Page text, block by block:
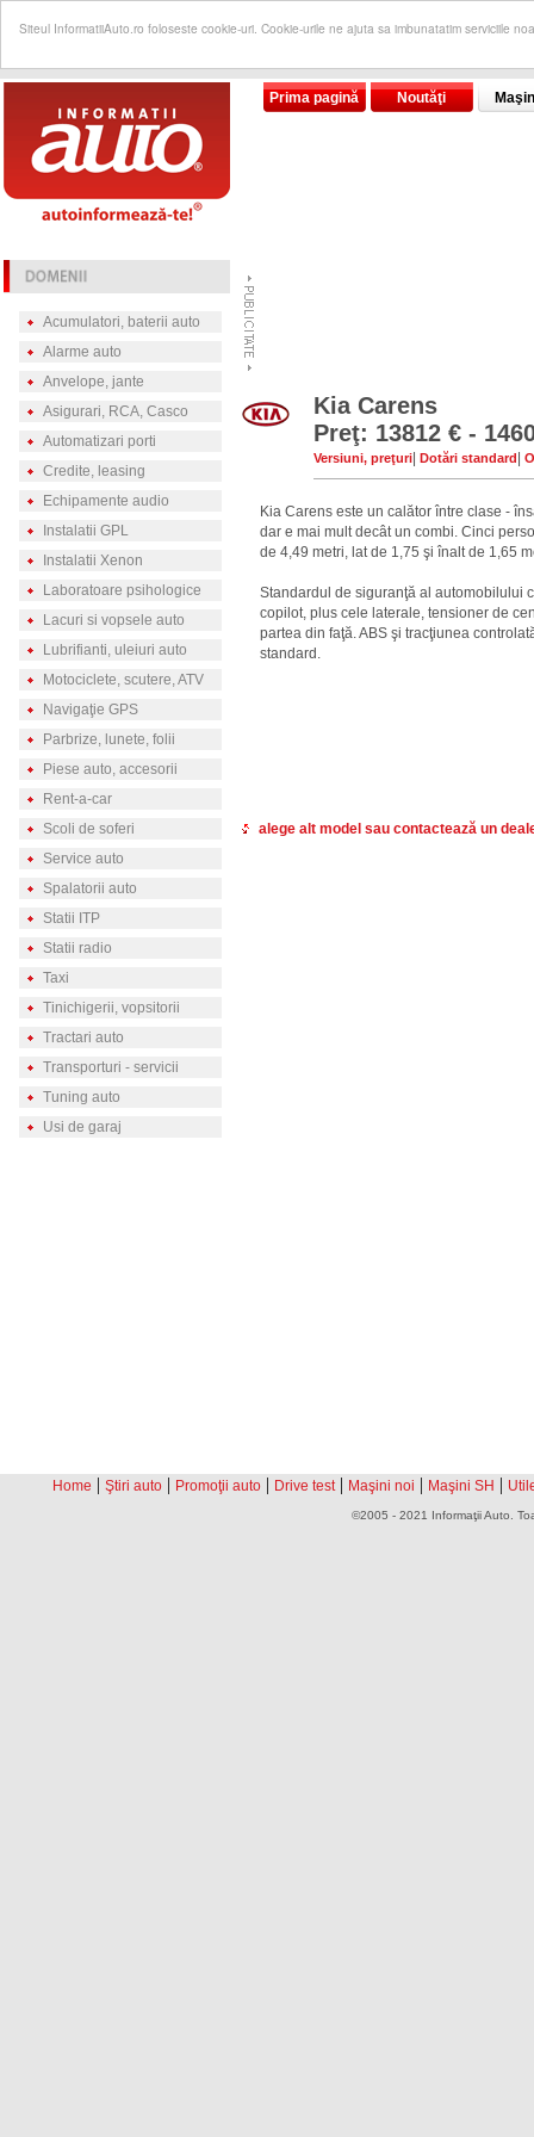
Siteul InformatiiAuto.ro foloseste cookie-uri. Cookie-urile ne ajuta sa imbunatatim serviciile
Prima pagină Noutăţi
Acumulatori, baterii auto
Alarme auto
Anvelope, jante
Asigurari, RCA, Casco
Automatizari porti
Credite, leasing
Echipamente audio
Instalatii GPL
Instalatii Xenon
Laboratoare psihologice
Lacuri si vopsele auto
Lubrifianti, uleiuri auto
Motociclete, scutere, ATV
Navigaţie GPS
Parbrize, lunete, folii
Piese auto, accesorii
Rent-a-car
Scoli de soferi
Service auto
Spalatorii auto
Statii ITP
Statii radio
Taxi
Tinichigerii, vopsitorii
Tractari auto
Transporturi - servicii
Tuning auto
Usi de garaj
Kia Carens
Preţ: 13812 € -
Versiuni, preţuri Dotări standard
Kia Carens este un calător între clase -
dar e mai mult decât un combi. Cinci
de 4,49 metri, lat de 1,75 şi înalt de 1,65
Standardul de siguranţă al automobilului
copilot, plus cele laterale, tensioner de
partea din faţă. ABS şi tracţiunea
standard.
alege alt model sau contactează un
Home | Ştiri auto | Promoţii auto | Drive test | Maşini noi | Maşini SH |
©2005 - 2021 Informaţii Auto.